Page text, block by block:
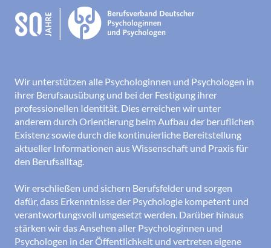
Wir unterstützen alle Psychologinnen und Psychologen in
ihrer Berufsausübung und bei der Festigung ihrer
professionellen Identität. Dies erreichen wir unter
anderem durch Orientierung beim Aufbau der beruflichen
Existenz sowie durch die kontinuierliche Bereitstellung
aktueller Informationen aus Wissenschaft und Praxis für
den Berufsalltag.
Wir erschließen und sichern Berufsfelder und sorgen
dafür, dass Erkenntnisse der Psychologie kompetent und
verantwortungsvoll umgesetzt werden. Darüber hinaus
stärken wir das Ansehen aller Psychologinnen und
Psychologen in der Öffentlichkeit und vertreten eigene